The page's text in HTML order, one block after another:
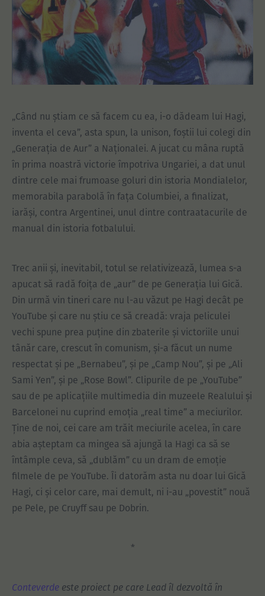
„Când nu știam ce să facem cu ea, i-o dădeam lui Hagi,
inventa el ceva”, asta spun, la unison, foștii lui colegi din
„Generația de Aur” a Naționalei. A jucat cu mâna ruptă
în prima noastră victorie împotriva Ungariei, a dat unul
dintre cele mai frumoase goluri din istoria Mondialelor,
memorabila parabolă în fața Columbiei, a finalizat,
iarăși, contra Argentinei, unul dintre contraatacurile de
manual din istoria fotbalului.
Trec anii și, inevitabil, totul se relativizează, lumea s-a
apucat să radă foița de „aur” de pe Generația lui Gică.
Din urmă vin tineri care nu l-au văzut pe Hagi decât pe
YouTube și care nu știu ce să creadă: vraja peliculei
vechi spune prea puține din zbaterile și victoriile unui
tânăr care, crescut în comunism, și-a făcut un nume
respectat și pe „Bernabeu”, și pe „Camp Nou”, și pe „Ali
Sami Yen”, și pe „Rose Bowl”. Clipurile de pe „YouTube”
sau de pe aplicațiile multimedia din muzeele Realului și
Barcelonei nu cuprind emoția „real time” a meciurilor.
Ține de noi, cei care am trăit meciurile acelea, în care
abia așteptam ca mingea să ajungă la Hagi ca să se
întâmple ceva, să „dublăm” cu un dram de emoție
filmele de pe YouTube. Îi datorăm asta nu doar lui Gică
Hagi, ci și celor care, mai demult, ni i-au „povestit” nouă
pe Pele, pe Cruyff sau pe Dobrin.
*
Conteverde este proiect pe care Lead îl dezvoltă în